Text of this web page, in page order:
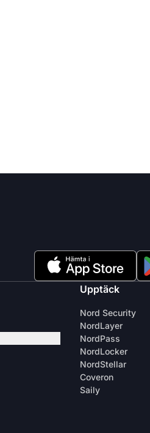
Upptäck
Nord Security
NordLayer
NordPass
NordLocker
NordStellar
Coveron
Saily